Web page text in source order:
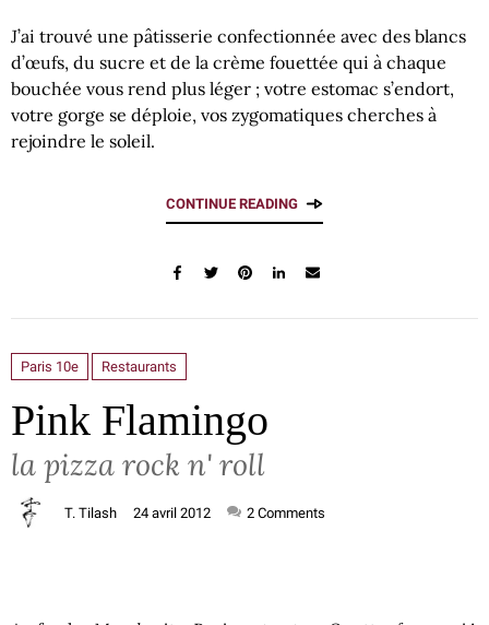
J’ai trouvé une pâtisserie confectionnée avec des blancs
d’œufs, du sucre et de la crème fouettée qui à chaque
bouchée vous rend plus léger ; votre estomac s’endort,
votre gorge se déploie, vos zygomatiques cherches à
rejoindre le soleil.
CONTINUE READING
Paris 10e Restaurants
Pink Flamingo
la pizza rock n' roll
T. Tilash 24 avril 2012 2 Comments